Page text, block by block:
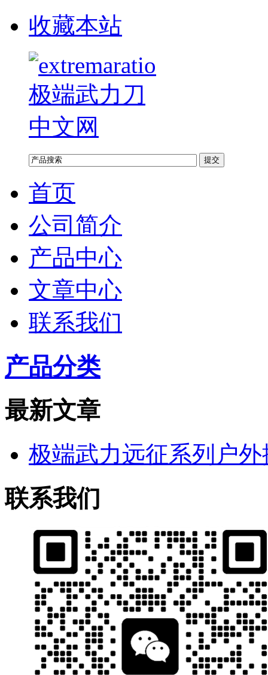
收藏本站
首页
公司简介
产品中心
文章中心
联系我们
产品分类
最新文章
极端武力远征系列户
联系我们